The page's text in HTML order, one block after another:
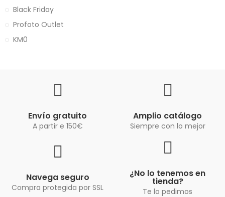
Black Friday
Profoto Outlet
KM0
Envío gratuito
A partir e 150€
Amplio catálogo
Siempre con lo mejor
Navega seguro
Compra protegida por SSL
¿No lo tenemos en
tienda?
Te lo pedimos